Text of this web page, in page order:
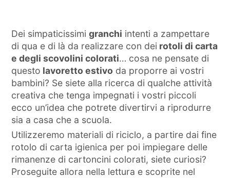
Dei simpaticissimigranchi intenti a zampettare
di qua e di là da realizzare con dei rotoli di carta
e degli scovolini colorati… cosa ne pensate di
questo lavoretto estivo da proporre ai vostri
bambini? Se siete alla ricerca di qualche attività
creativa che tenga impegnati i vostri piccoli
ecco un’idea che potrete divertirvi a riprodurre
sia a casa che a scuola.
Utilizzeremo materiali di riciclo, a partire dai fine
rotolo di carta igienica per poi impiegare delle
rimanenze di cartoncini colorati, siete curiosi?
Proseguite allora nella lettura e scoprite nel